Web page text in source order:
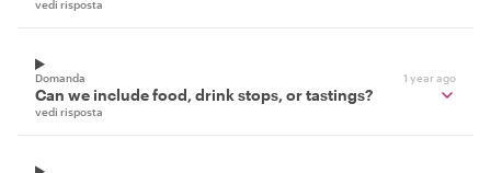
vedi risposta
Domanda 1 year ago
Can we include food, drink stops, or tastings?
vedi risposta